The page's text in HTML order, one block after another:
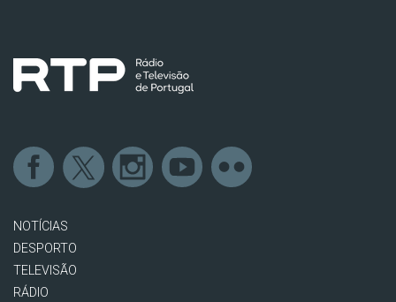
NOTÍCIAS
DESPORTO
TELEVISÃO
RÁDIO